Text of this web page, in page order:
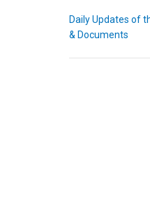
Daily Updates of
& Documents